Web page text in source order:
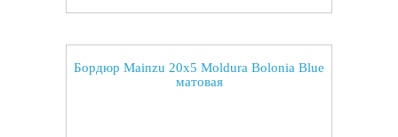
Бордюр Mainzu 20x5 Moldura Bolonia Blue
матовая